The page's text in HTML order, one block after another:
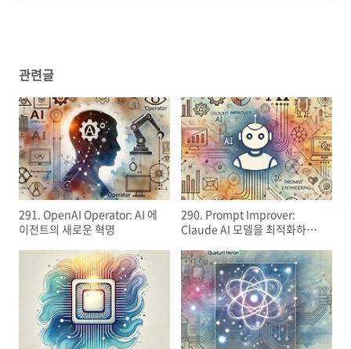
관련글
291. OpenAI Operator: AI 에
이전트의 새로운 혁명
290. Prompt Improver:
Claude AI 모델을 최적화하는